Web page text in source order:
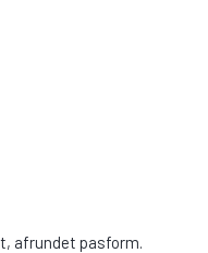
afrundet pasform.